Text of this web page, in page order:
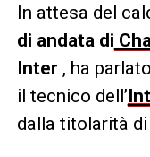
In attesa del
di andata di
Inter , ha
il tecnico dell’
dalla titolarità di